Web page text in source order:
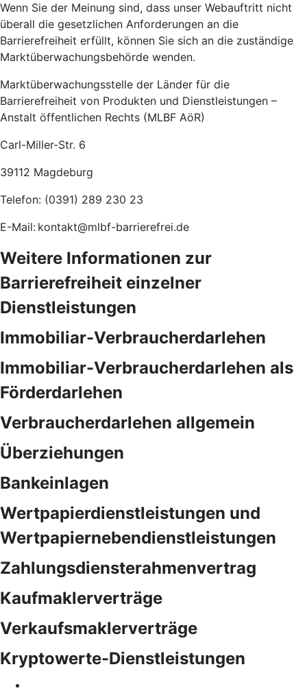
Wenn Sie der Meinung sind, dass unser Webauftritt nicht
überall die gesetzlichen Anforderungen an die
Barrierefreiheit erfüllt, können Sie sich an die zuständige
Marktüberwachungsbehörde wenden.
Marktüberwachungsstelle der Länder für die
Barrierefreiheit von Produkten und Dienstleistungen –
Anstalt öffentlichen Rechts (MLBF AöR)
Carl-Miller-Str. 6
39112 Magdeburg
Telefon: (0391) 289 230 23
E-Mail: kontakt@mlbf-barrierefrei.de
Weitere Informationen zur
Barrierefreiheit einzelner
Dienstleistungen
Immobiliar-Verbraucherdarlehen
Immobiliar-Verbraucherdarlehen als
Förderdarlehen
Verbraucherdarlehen allgemein
Überziehungen
Bankeinlagen
Wertpapierdienstleistungen und
Wertpapiernebendienstleistungen
Zahlungsdiensterahmenvertrag
Kaufmaklerverträge
Verkaufsmaklerverträge
Kryptowerte-Dienstleistungen